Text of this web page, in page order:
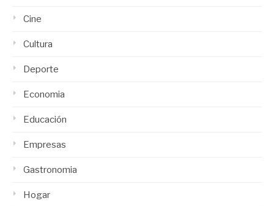
Cine
Cultura
Deporte
Economia
Educación
Empresas
Gastronomia
Hogar